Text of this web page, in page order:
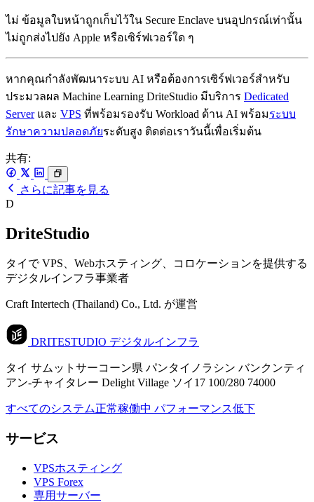
ไม่ ข้อมูลใบหน้าถูกเก็บไว้ใน Secure Enclave บนอุปกรณ์เท่านั้น
ไม่ถูกส่งไปยัง Apple หรือเซิร์ฟเวอร์ใด ๆ
หากคุณกำลังพัฒนาระบบ AI หรือต้องการเซิร์ฟเวอร์สำหรับ
ประมวลผล Machine Learning DriteStudio มีบริการ Dedicated
Serverและ VPS ที่พร้อมรองรับ Workload ด้าน AI พร้อมระบบ
รักษาความปลอดภัยระดับสูง ติดต่อเราวันนี้เพื่อเริ่มต้น
共有:
さらに記事を見る
D
DriteStudio
タイで VPS、Webホスティング、コロケーションを提供する
デジタルインフラ事業者
Craft Intertech (Thailand) Co., Ltd. が運営
DRITESTUDIO デジタルインフラ
タイ サムットサーコーン県 パンタイノラシン バンクンティ
アン-チャイタレー Delight Village ソイ17 100/280 74000
すべてのシステム正常稼働中 パフォーマンス低下
サービス
VPSホスティング
VPS Forex
専用サーバー